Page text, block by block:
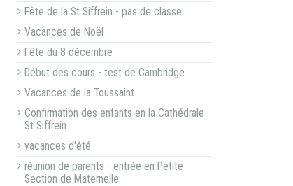
Fête de la St Siffrein - pas de classe
Vacances de Noël
Fête du 8 décembre
Début des cours - test de Cambridge
Vacances de la Toussaint
Confirmation des enfants en la Cathédrale
St Siffrein
vacances d'été
réunion de parents - entrée en Petite
Section de Maternelle